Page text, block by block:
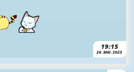
19:15
26. MAI. 2025